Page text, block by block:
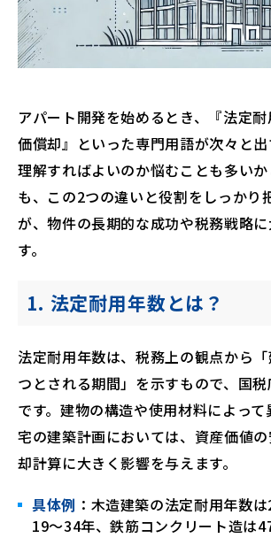
アパート開発を始めるとき、『法定
価償却』といった専門用語が次々と
理解すればよいのか悩むことも多い
も、この2つの違いと役割をしっかり
が、物件の長期的な成功や税務戦略
す。
1. 法定耐用年数とは？
法定耐用年数は、税務上の観点から
つとされる期間」を示すもので、国
です。建物の構造や使用材料によっ
宅の建築計画においては、資産価値
却計算に大きく影響を与えます。
具体例 ：木造建築の法定耐用年数
19～34年、鉄筋コンクリート造は